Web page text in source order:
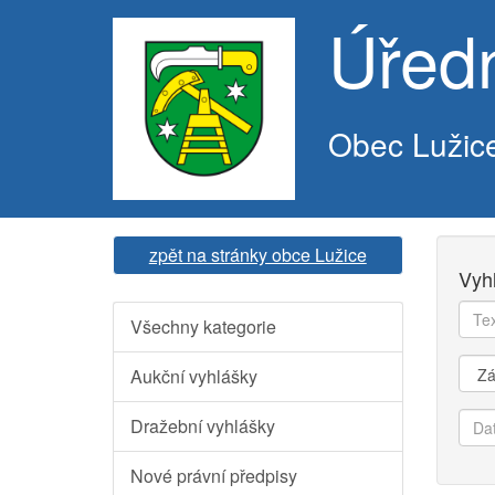
Obec
zpět na stránky obce Lužice
Všechny kategorie
Aukční vyhlášky
Dražební vyhlášky
Nové právní předpisy
Text
k
od